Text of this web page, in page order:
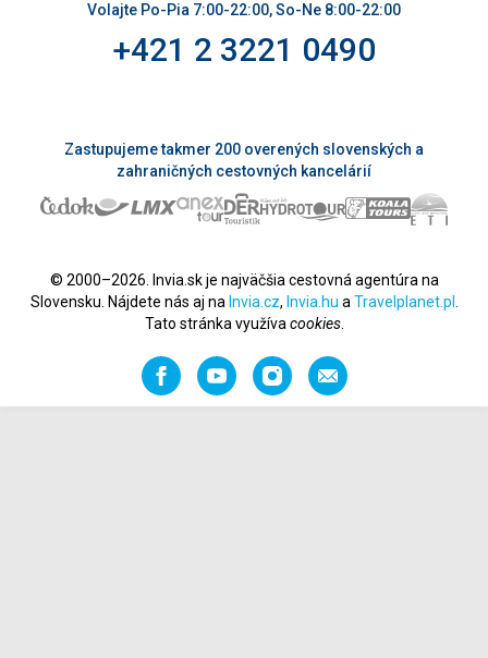
Volajte Po-Pia 7:00-22:00, So-Ne 8:00-22:00
+421 2 3221 0490
Zastupujeme takmer 200 overených slovenských a
zahraničných cestovných kancelárií
© 2000–2026. Invia.sk je najväčšia cestovná agentúra na
Slovensku. Nájdete nás aj na Invia.cz, Invia.hu a Travelplanet.pl
Tato stránka využíva cookies.
FacebookYouTubeInstagramOdporučiť